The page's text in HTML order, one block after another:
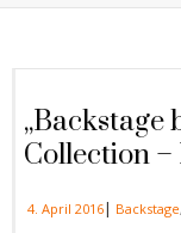
„Backstage
Collection
4. April 2016| Backstage,